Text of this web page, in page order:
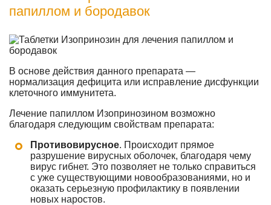
папиллом и бородавок
В основе действия данного препарата —
нормализация дефицита или исправление дисфункции
клеточного иммунитета.
Лечение папиллом Изопринозином возможно
благодаря следующим свойствам препарата:
Противовирусное. Происходит прямое
разрушение вирусных оболочек, благодаря чему
вирус гибнет. Это позволяет не только справиться
с уже существующими новообразованиями, но и
оказать серьезную профилактику в появлении
новых наростов.